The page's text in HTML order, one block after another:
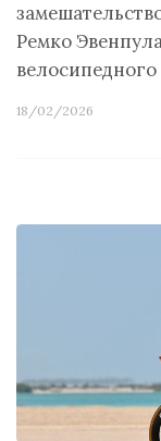
Ремко
18/02/2026